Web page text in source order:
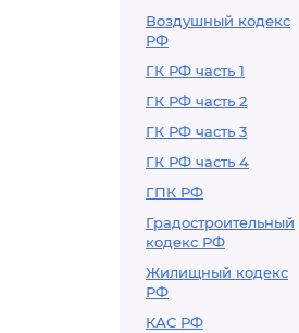
Воздушный кодекс
РФ
ГК РФ часть 1
ГК РФ часть 2
ГК РФ часть 3
ГК РФ часть 4
ГПК РФ
Градостроительный
кодекс РФ
Жилищный кодекс
РФ
КАС РФ